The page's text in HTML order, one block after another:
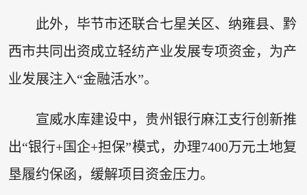
此外，毕节市还联合七星关区、纳雍县、黔
西市共同出资成立轻纺产业发展专项资金，为产
业发展注入“金融活水”。
宣威水库建设中，贵州银行麻江支行创新推
出“银行+国企+担保”模式，办理7400万元土地复
垦履约保函，缓解项目资金压力。